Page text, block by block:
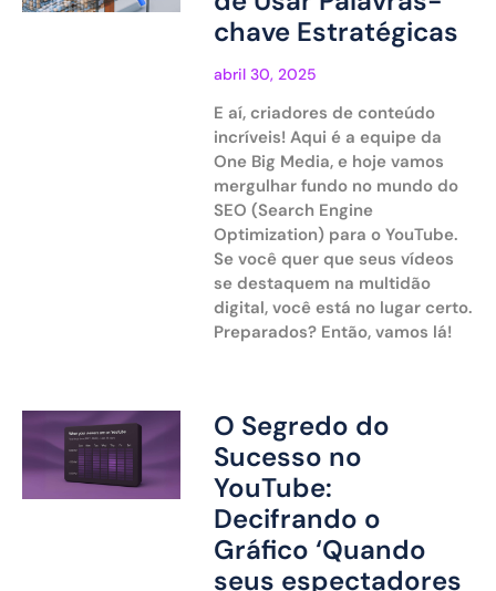
chave Estratégicas
abril 30, 2025
E aí, criadores de conteúdo
incríveis! Aqui é a equipe da
One Big Media, e hoje vamos
mergulhar fundo no mundo do
SEO (Search Engine
Optimization) para o YouTube.
Se você quer que seus vídeos
se destaquem na multidão
digital, você está no lugar certo.
Preparados? Então, vamos lá!
O Segredo do
Sucesso no
YouTube:
Decifrando o
Gráfico ‘Quando
seus espectadores